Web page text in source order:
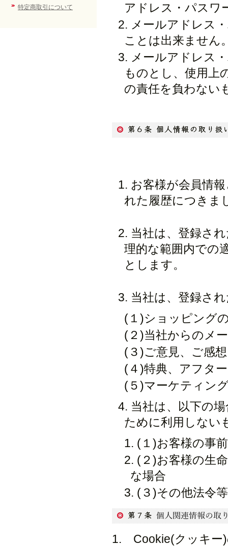
アドレス・パスワ
メールアドレス
ことは出来ません
メールアドレス
ものとし、使用上
の責任を負わない
お客様が会員情
れた履歴につきま
当社は、登録さ
理的な範囲内での
とします。
当社は、登録
(１)ショッピング
(２)当社からのメ
(３)ご意見、ご感
(４)特典、アフタ
(５)マーケティン
当社は、以下の
ために利用しない
(１)お客様の事
(２)お客様の生
な場合
(３)その他法令
1. Cookie(クッキー
特定商取引について